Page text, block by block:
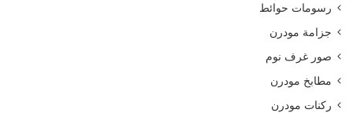
رسومات حوائط
جزامة مودرن
صور غرف نوم
مطابخ مودرن
ركنات مودرن